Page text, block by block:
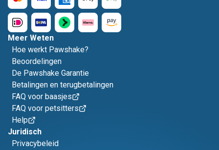
Meer Weten
Hoe werkt Pawshake?
Beoordelingen
De Pawshake Garantie
Betalingen en terugbetalingen
FAQ voor baasjes
FAQ voor petsitters
Help
Juridisch
Privacybeleid